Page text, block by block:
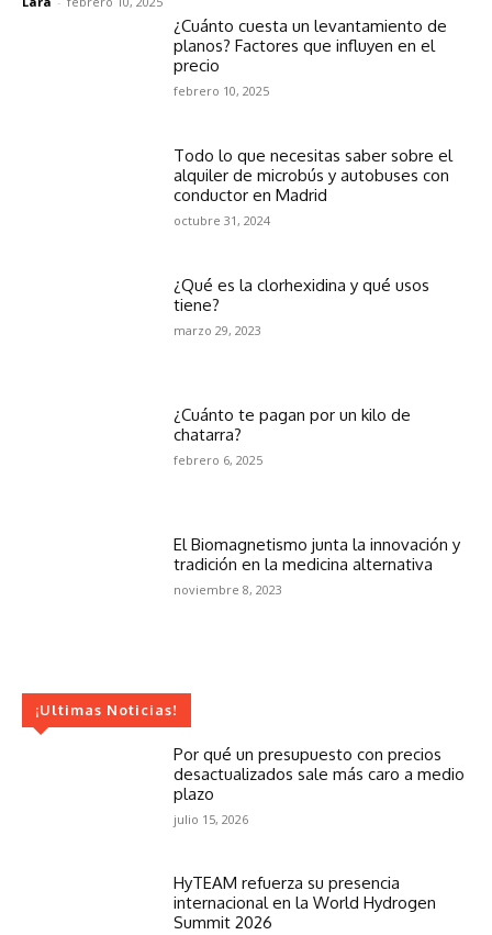
¿Cuánto cuesta un levantamiento de
planos? Factores que influyen en el
precio
febrero 10, 2025
Todo lo que necesitas saber sobre el
alquiler de microbús y autobuses con
conductor en Madrid
octubre 31, 2024
¿Qué es la clorhexidina y qué usos
tiene?
marzo 29, 2023
¿Cuánto te pagan por un kilo de
chatarra?
febrero 6, 2025
El Biomagnetismo junta la innovación y
tradición en la medicina alternativa
noviembre 8, 2023
¡Ultimas Noticias!
Por qué un presupuesto con precios
desactualizados sale más caro a medio
plazo
julio 15, 2026
HyTEAM refuerza su presencia
internacional en la World Hydrogen
Summit 2026